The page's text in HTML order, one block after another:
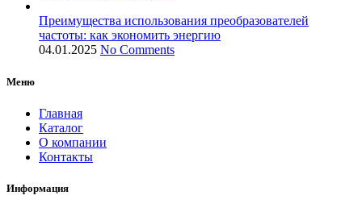
Преимущества использования преобразователей
частоты: как экономить энергию
04.01.2025 No Comments
Меню
Главная
Каталог
О компании
Контакты
Информация